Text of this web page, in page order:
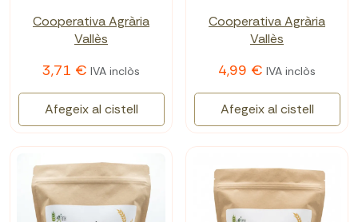
Cooperativa Agrària
Vallès
3,71 € IVA inclòs
Afegeix al cistell
Cooperativa Agrària
Vallès
4,99 € IVA inclòs
Afegeix al cistell